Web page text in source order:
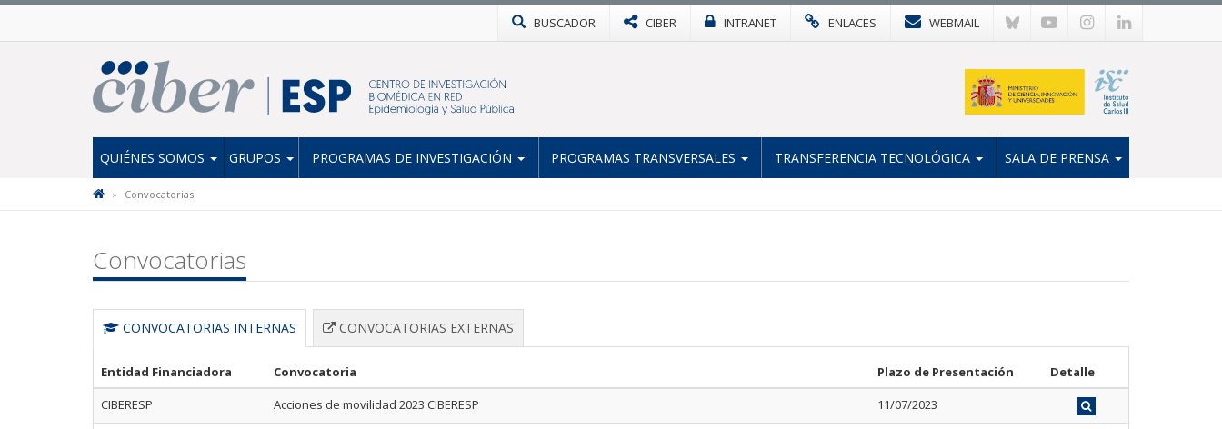
BUSCADOR CIBER INTRANET ENLACES WEBMAIL
QUIÉNES SOMOS GRUPOS PROGRAMAS DE INVESTIGACIÓN PROGRAMAS TRANSVERSALES TRANSFERENCIA TECNOLÓGICA SALA DE PRENSA
Convocatorias
Convocatorias
CONVOCATORIAS INTERNAS CONVOCATORIAS EXTERNAS
Entidad Financiadora Convocatoria Plazo de Presentación
Detalle
CIBERESP
Acciones de movilidad 2023 CIBERESP 11/07/2023